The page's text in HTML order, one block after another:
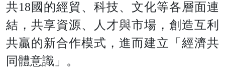
共18國的經貿、科技、文化等各層面連
結，共享資源、人才與市場，創造互利
共贏的新合作模式，進而建立「經濟共
同體意識」。